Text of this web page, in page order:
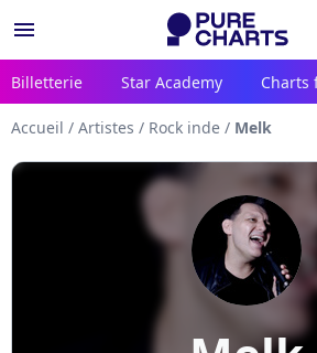
menu
Billetterie Star Academy Charts
Accueil / Artistes / Rock inde / Melk